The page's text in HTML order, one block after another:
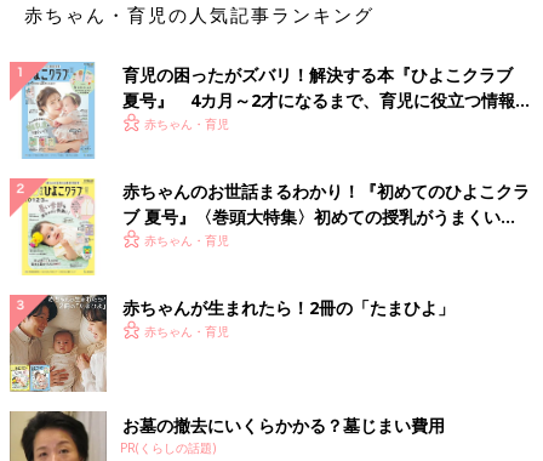
赤ちゃん・育児の人気記事ランキング
育児の困ったがズバリ！解決する本『ひよこクラブ
夏号』 4カ月～2才になるまで、育児に役立つ情報が
いっぱい！
赤ちゃん・育児
赤ちゃんのお世話まるわかり！『初めてのひよこクラ
ブ 夏号』〈巻頭大特集〉初めての授乳がうまくい
く！ おっぱい・ミルクの基本と夏のトラブル 解決テ
赤ちゃん・育児
赤ちゃんが生まれたら！2冊の「たまひよ」
赤ちゃん・育児
お墓の撤去にいくらかかる？墓じまい費用
PR(くらしの話題)